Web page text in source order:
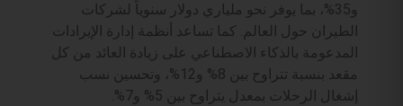
و35%، بما يوفر نحو ملياري دولار سنوياً لشركات
الطيران حول العالم. كما تساعد أنظمة إدارة الإيرادات
المدعومة بالذكاء الاصطناعي على زيادة العائد من كل
مقعد بنسبة تتراوح بين 8% و12%، وتحسين نسب
إشغال الرحلات بمعدل يتراوح بين 5% و7%.